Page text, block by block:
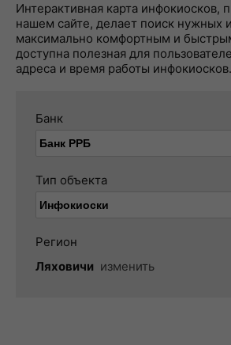
Интерактивная карта инфокиосков,
нашем сайте, делает поиск нужных
максимально комфортным и
доступна полезная для
адреса и время работы инфокиосков.
Банк
Тип объекта
Регион
Ляховичи изменить